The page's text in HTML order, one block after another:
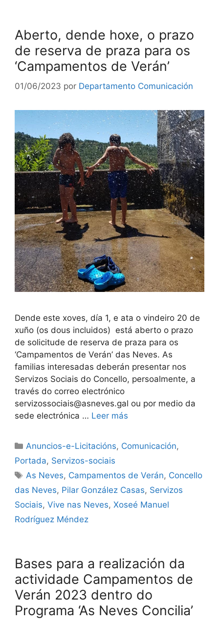
Aberto, dende hoxe, o prazo
de reserva de praza para os
‘Campamentos de Verán’
01/06/2023 por Departamento Comunicación
Dende este xoves, día 1, e ata o vindeiro 20 de
xuño (os dous incluidos) está aberto o prazo
de solicitude de reserva de praza para os
‘Campamentos de Verán’ das Neves. As
familias interesadas deberán presentar nos
Servizos Sociais do Concello, persoalmente, a
través do correo electrónico
servizossociais@asneves.gal ou por medio da
sede electrónica … Leer más
Anuncios-e-Licitacións, Comunicación,
Portada, Servizos-sociais
As Neves, Campamentos de Verán, Concello
das Neves, Pilar González Casas, Servizos
Sociais, Vive nas Neves, Xoseé Manuel
Rodríguez Méndez
Bases para a realización da
actividade Campamentos de
Verán 2023 dentro do
Programa ‘As Neves Concilia’